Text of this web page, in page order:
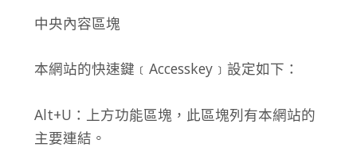
中央內容區塊
本網站的快速鍵﹝Accesskey﹞設定如下：
Alt+U：上方功能區塊，此區塊列有本網站的
主要連結。